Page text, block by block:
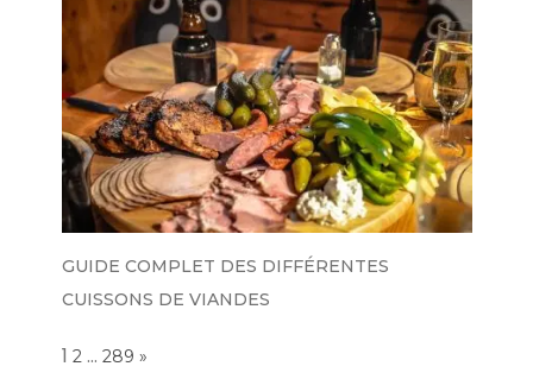
GUIDE COMPLET DES DIFFÉRENTES
CUISSONS DE VIANDES
Page:
1 2 … 289 NEXT
»